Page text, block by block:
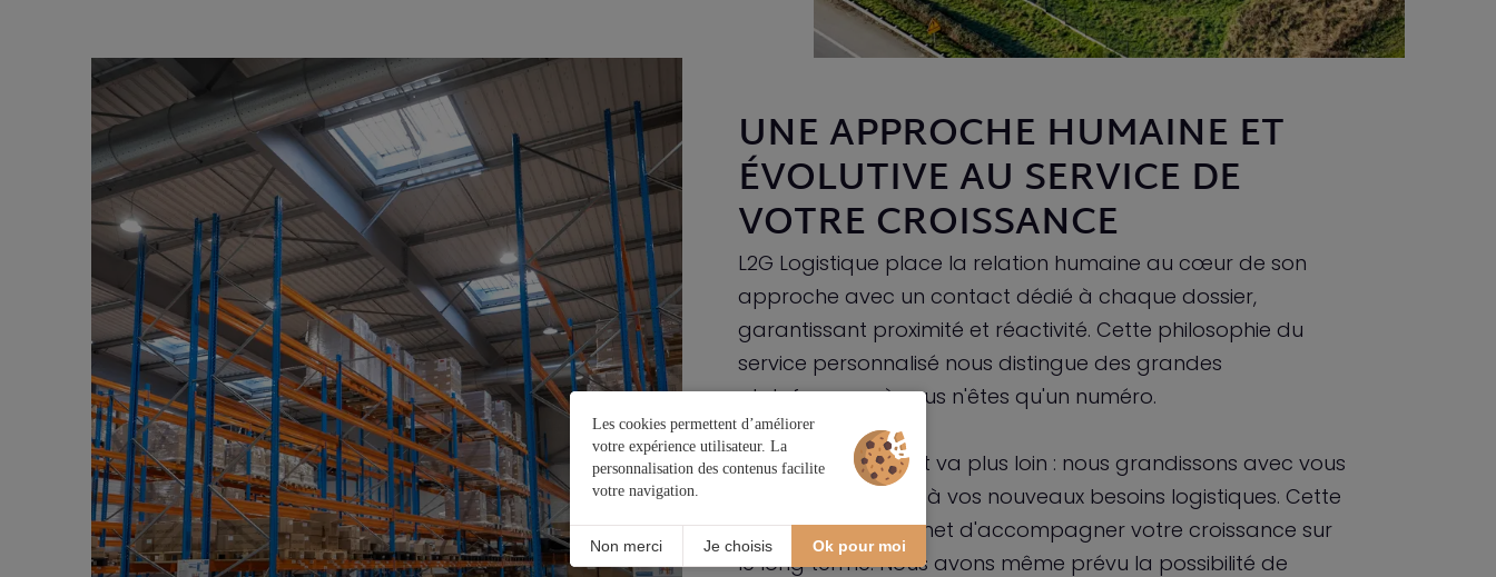
UNE APPROCHE HUMAINE ET
ÉVOLUTIVE AU SERVICE DE
VOTRE CROISSANCE
L2G Logistique place la relation humaine au cœur de son
approche avec un contact dédié à chaque dossier,
garantissant proximité et réactivité. Cette philosophie du
service personnalisé nous distingue des grandes
plateformes où vous n'êtes qu'un numéro.
Notre engagement va plus loin : nous grandissons avec vous
en nous adaptant à vos nouveaux besoins logistiques. Cette
flexibilité nous permet d'accompagner votre croissance sur
le long terme. Nous avons même prévu la possibilité de
Les cookies permettent d’améliorer
votre expérience utilisateur. La
personnalisation des contenus facilite
votre navigation.
Ok pour moi
Non merci Je choisis